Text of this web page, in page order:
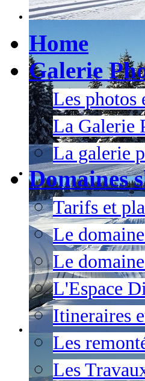
Home
Galerie
Les photos
La Galerie
La galerie
Domaines
Tarifs et
Le
Le
L'Espace
Itineraires
Les
Les